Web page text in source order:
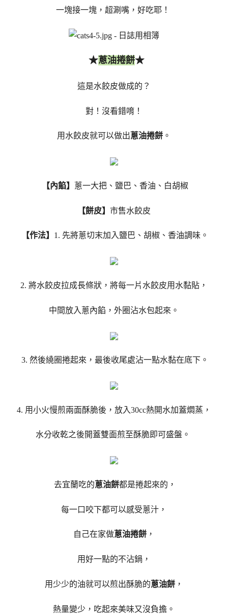
一塊接一塊，超涮嘴，好吃耶！
★蔥油捲餅★
這是水餃皮做成的？
對！沒看錯唷！
用水餃皮就可以做出蔥油捲餅 。
【內餡】 蔥一大把、鹽巴、香油、白胡椒
【餅皮】 市售水餃皮
【作法】 1. 先將蔥切末加入鹽巴、胡椒、香油調味。
2. 將水餃皮拉成長條狀，將每一片水餃皮用水黏貼，
中間放入蔥內餡，外圈沾水包起來。
3. 然後繞圈捲起來，最後收尾處沾一點水黏在底下。
4. 用小火慢煎兩面酥脆後，放入30cc熱開水加蓋燜蒸，
水分收乾之後開蓋雙面煎至酥脆即可盛盤。
去宜蘭吃的蔥油餅都是捲起來的，
每一口咬下都可以感受蔥汁，
自己在家做蔥油捲餅 ，
用好一點的不沾鍋，
用少少的油就可以煎出酥脆的蔥油餅 ，
熱量變少，吃起來美味又沒負擔。